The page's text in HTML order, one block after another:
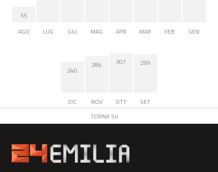
55
AGO
LUG GIU MAG APR MAR FEB GEN
240
DIC
284
NOV
307
OTT
299
SET
TORNA SU